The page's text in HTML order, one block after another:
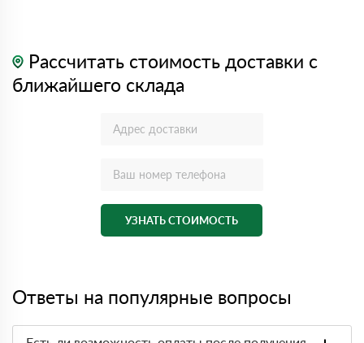
Рассчитать стоимость доставки с
ближайшего склада
УЗНАТЬ СТОИМОСТЬ
Ответы на популярные вопросы